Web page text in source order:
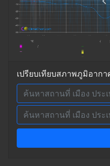
เปรียบเทียบสภาพภูมิอาก